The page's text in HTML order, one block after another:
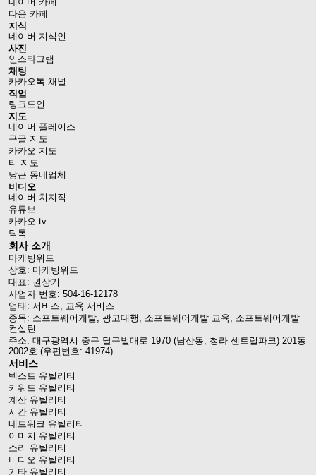
다음 카페
지식
네이버 지식인
사진
인스타그램
채팅
카카오톡 채널
직업
링크드인
지도
네이버 플레이스
구글 지도
카카오 지도
티 지도
당근 동네업체
비디오
네이버 치지직
유튜브
카카오 tv
틱톡
회사 소개
마케팅위드
상호: 마케팅위드
대표: 권상기
사업자 번호: 504-16-12178
업태: 서비스, 교육 서비스
종목: 소프트웨어개발, 광고대행, 소프트웨어개발 교육, 소프트웨어개발
컨설틴
주소: 대구광역시 중구 달구벌대로 1970 (남산동, 청라 센트럴파크) 201동
2002호 (우편번호: 41974)
서비스
텍스트 유틸리티
키워드 유틸리티
계산 유틸리티
시간 유틸리티
네트워크 유틸리티
이미지 유틸리티
소리 유틸리티
비디오 유틸리티
기타 유틸리티